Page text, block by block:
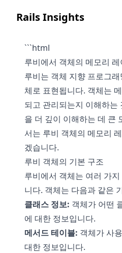
Rails Insights
```html
루비에서 객체의 메모리
루비는 객체 지향 프로그
체로 표현됩니다. 객체는
되고 관리되는지 이해하는
을 더 깊이 이해하는 데 큰
서는 루비 객체의 메모리
겠습니다.
루비 객체의 기본 구조
루비에서 객체는 여러 가
니다. 객체는 다음과 같은
클래스 정보: 객체가 어떤
에 대한 정보입니다.
메서드 테이블: 객체가 사
대한 정보입니다.